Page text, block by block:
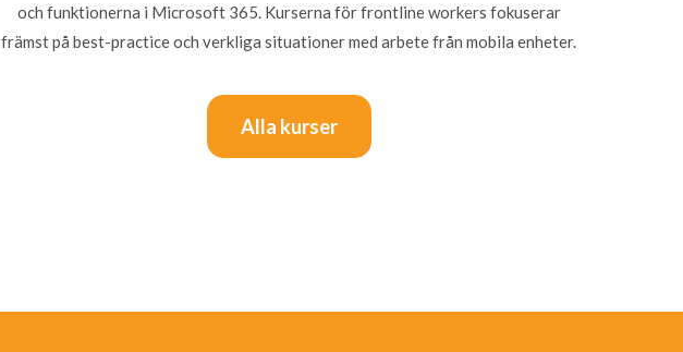
och funktionerna i Microsoft 365. Kurserna för frontline workers fokuserar
främst på best-practice och verkliga situationer med arbete från mobila enheter.
Alla kurser